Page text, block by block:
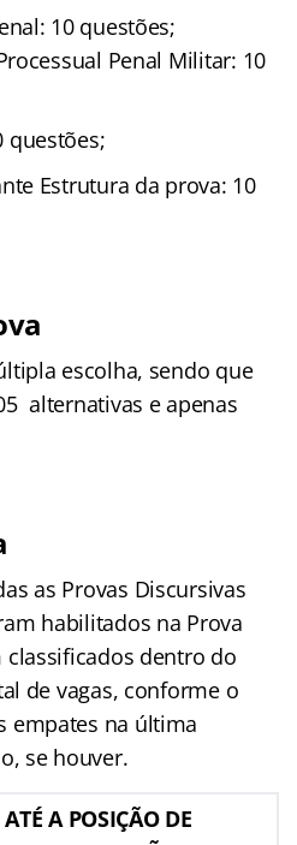
10 questões;
Penal Militar: 10
questões;
Estrutura da prova: 10
escolha, sendo que
alternativas e apenas
as Provas Discursivas
habilitados na Prova
classificados dentro do
de vagas, conforme o
empates na última
se houver.
ATÉ A POSIÇÃO DE